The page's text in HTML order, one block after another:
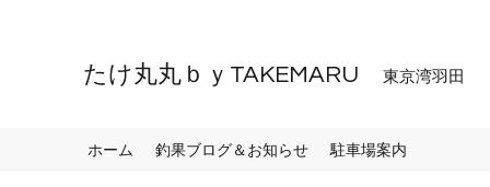
たけ丸丸ｂｙTAKEMARU 東京湾羽田
ホーム 釣果ブログ＆お知らせ 駐車場案内